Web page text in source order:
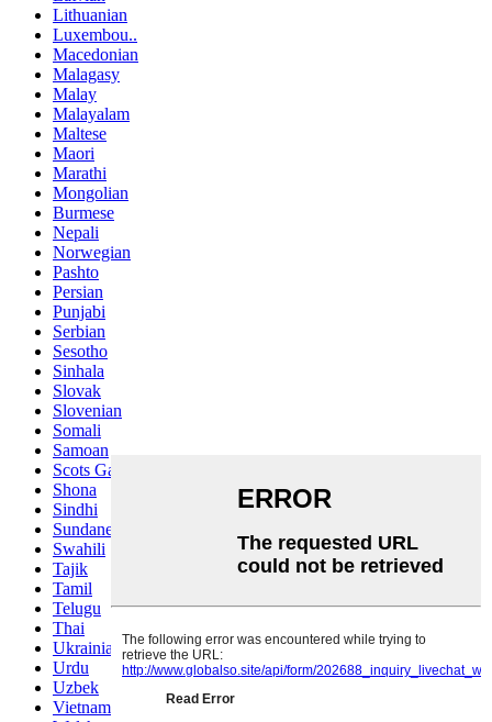
Lithuanian
Luxembou..
Macedonian
Malagasy
Malay
Malayalam
Maltese
Maori
Marathi
Mongolian
Burmese
Nepali
Norwegian
Pashto
Persian
Punjabi
Serbian
Sesotho
Sinhala
Slovak
Slovenian
Somali
Samoan
Scots Gaelic
Shona
Sindhi
Sundanese
Swahili
Tajik
Tamil
Telugu
Thai
Ukrainian
Urdu
Uzbek
Vietnamese